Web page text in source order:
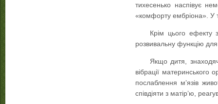
тихесенько наспівує
«комфорту ембріона». У
Крім цього ефекту
розвивальну функцію
Якщо дитя,
вібрації материнського
послаблення м’язів
співдіяти з матір’ю,